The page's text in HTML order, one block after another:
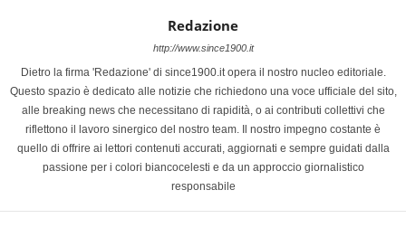
Redazione
http://www.since1900.it
Dietro la firma 'Redazione' di since1900.it opera il nostro nucleo editoriale.
Questo spazio è dedicato alle notizie che richiedono una voce ufficiale del sito,
alle breaking news che necessitano di rapidità, o ai contributi collettivi che
riflettono il lavoro sinergico del nostro team. Il nostro impegno costante è
quello di offrire ai lettori contenuti accurati, aggiornati e sempre guidati dalla
passione per i colori biancocelesti e da un approccio giornalistico
responsabile